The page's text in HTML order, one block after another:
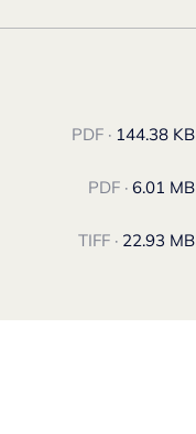
PDF · 144.38 KB
PDF · 6.01 MB
TIFF · 22.93 MB